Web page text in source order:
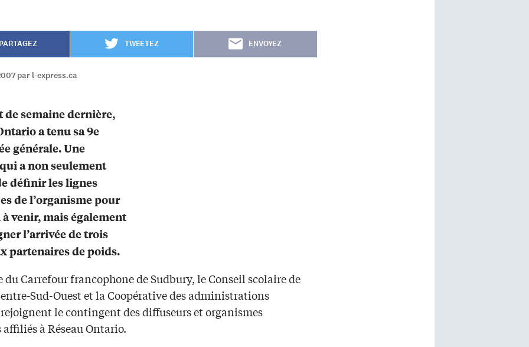
TWEETEZ ENVOYEZ
par l-express.ca
de semaine dernière,
a tenu sa 9e
générale. Une
a non seulement
définir les lignes
de l’organisme pour
à venir, mais également
l’arrivée de trois
partenaires de poids.
du Carrefour francophone de Sudbury, le Conseil scolaire de
Sud-Ouest et la Coopérative des administrations
le contingent des diffuseurs et organismes
à Réseau Ontario.